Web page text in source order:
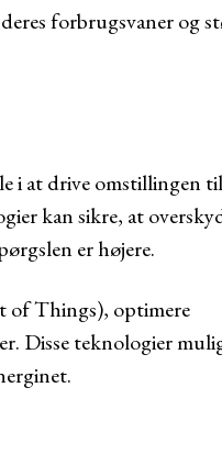
forbrugsvaner og
i at drive omstillingen til
kan sikre, at
er højere.
of Things), optimere
Disse teknologier